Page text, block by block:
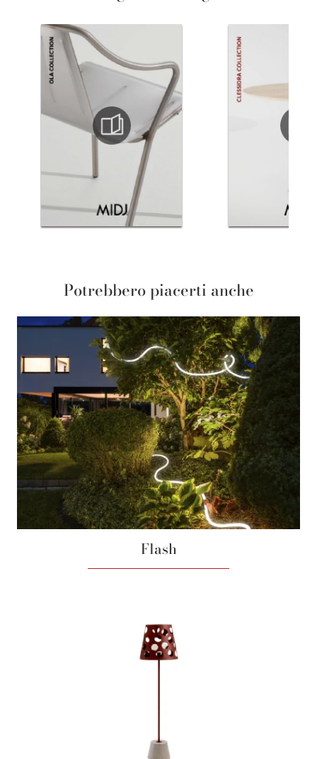
Potrebbero piacerti anche
Flash